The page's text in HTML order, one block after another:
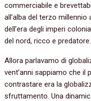
commerciabile e
all’alba del terzo
dell’era degli imperi
del nord, ricco e predatore.
Allora parlavamo di
vent’anni sappiamo che
contrastare era la
sfruttamento. Una